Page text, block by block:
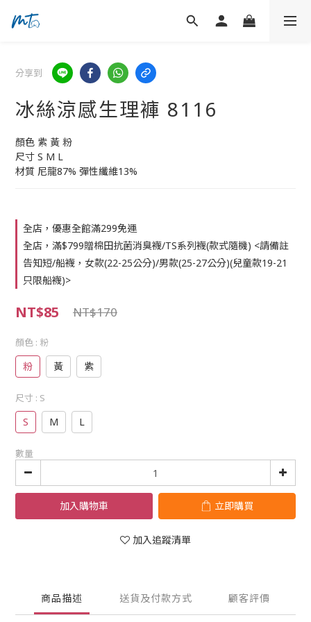
分享到
冰絲涼感生理褲 8116
顏色 紫 黃 粉
尺寸 S M L
材質 尼龍87% 彈性纖維13%
全店，優惠全館滿299免運
全店，滿$799贈棉田抗菌消臭襪/TS系列襪(款式隨機) <請備註
告知短/船襪，女款(22-25公分)/男款(25-27公分)(兒童款19-21
只限船襪)>
NT$85 NT$170
顏色 : 粉
粉 黃 紫
尺寸 : S
S M L
數量
加入購物車 立即購買
加入追蹤清單
商品描述 送貨及付款方式 顧客評價